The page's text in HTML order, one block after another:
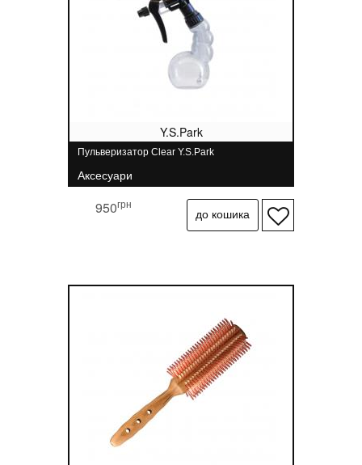
Y.S.Park
Пульверизатор Clear Y.S.Park
Аксесуари
950грн